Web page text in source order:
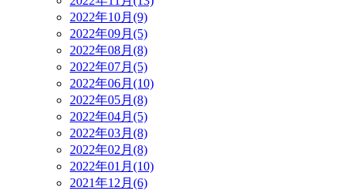
2022年10月(9)
2022年09月(5)
2022年08月(8)
2022年07月(5)
2022年06月(10)
2022年05月(8)
2022年04月(5)
2022年03月(8)
2022年02月(8)
2022年01月(10)
2021年12月(6)